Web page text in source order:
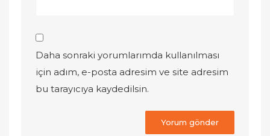
Daha sonraki yorumlarımda kullanılması
için adım, e-posta adresim ve site adresim
bu tarayıcıya kaydedilsin.